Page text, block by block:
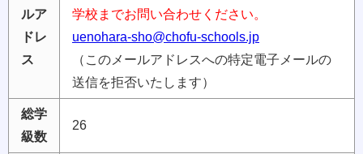
ルア
ドレ
ス
学校までお問い合わせください。
uenohara-sho@chofu-schools.jp
（このメールアドレスへの特定電子メールの
送信を拒否いたします）
総学
級数
26